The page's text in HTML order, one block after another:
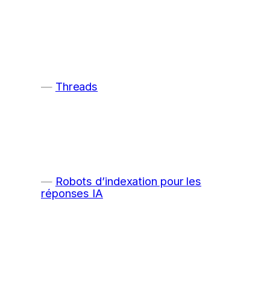
Threads
Robots d’indexation pour les
réponses IA